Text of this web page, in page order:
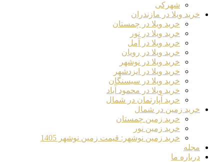
شهرکی
خرید ویلا در مازندران
خرید ویلا در چمستان
خرید ویلا در نور
خرید ویلا در آمل
خرید ویلا در رویان
خرید ویلا در نوشهر
خرید ویلا در ایزدشهر
خرید ویلا در سیسنگان
خرید ویلا در محمود آباد
خرید آپارتمان در شمال
خرید زمین در شمال
خرید زمین چمستان
خرید زمین نور
خرید زمین نوشهر: قیمت زمین نوشهر 1405
مجله
درباره ما